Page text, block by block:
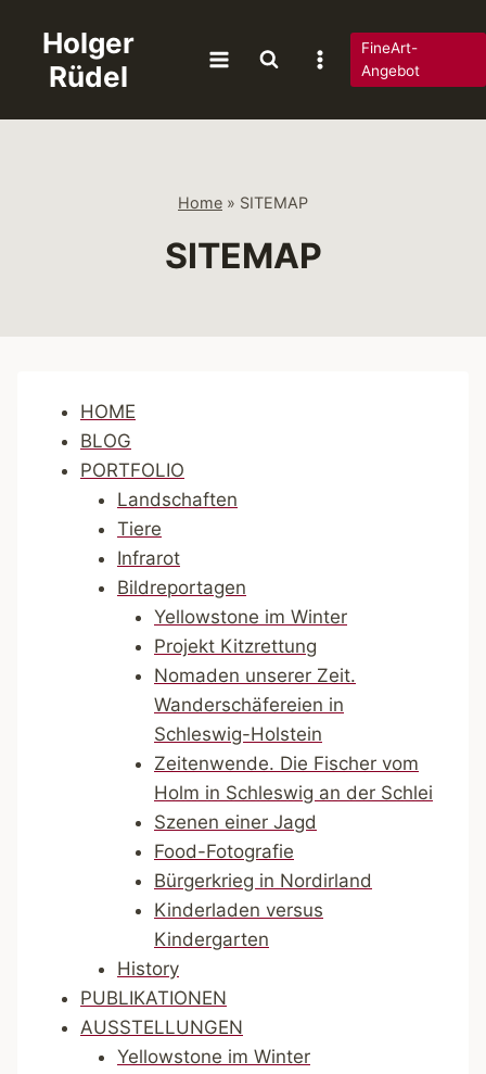
springen
Holger
Rüdel
FineArt-
Angebot
Home » SITEMAP
SITEMAP
HOME
BLOG
PORTFOLIO
Landschaften
Tiere
Infrarot
Bildreportagen
Yellowstone im Winter
Projekt Kitzrettung
Nomaden unserer Zeit.
Wanderschäfereien in
Schleswig-Holstein
Zeitenwende. Die Fischer vom
Holm in Schleswig an der Schlei
Szenen einer Jagd
Food-Fotografie
Bürgerkrieg in Nordirland
Kinderladen versus
Kindergarten
History
PUBLIKATIONEN
AUSSTELLUNGEN
Yellowstone im Winter